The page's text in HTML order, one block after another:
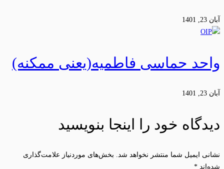
آبان 23, 1401
واحد حماسی فاطمیه(یعنی ممکنه)
آبان 23, 1401
دیدگاه خود را اینجا بنویسید
نشانی ایمیل شما منتشر نخواهد شد.
بخش‌های موردنیاز علامت‌گذاری
شده‌اند *